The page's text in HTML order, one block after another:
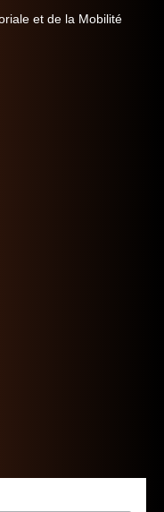
et de la Mobilité